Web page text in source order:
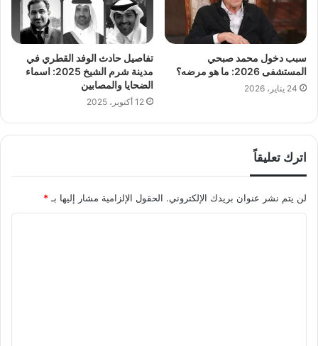
سبب دخول محمد صبحي
المستشفى 2026: ما هو مرضه؟
24 يناير، 2026
تفاصيل حادث الوفد القطري في
مدينة شرم الشيخ 2025: اسماء
الضحايا والمصابين
12 أكتوبر، 2025
اترك تعليقاً
لن يتم نشر عنوان بريدك الإلكتروني. الحقول الإلزامية مشار إليها بـ *